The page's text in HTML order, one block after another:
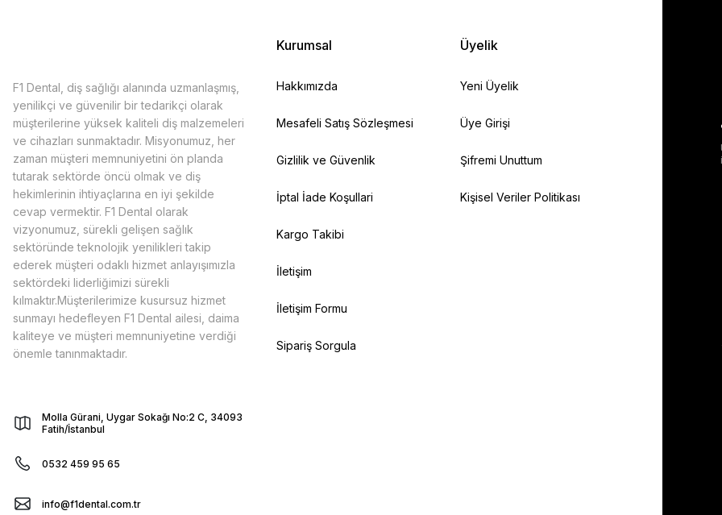
F1 Dental, diş sağlığı alanında uzmanlaşmış,
yenilikçi ve güvenilir bir tedarikçi olarak
müşterilerine yüksek kaliteli diş malzemeleri
ve cihazları sunmaktadır. Misyonumuz, her
zaman müşteri memnuniyetini ön planda
tutarak sektörde öncü olmak ve diş
hekimlerinin ihtiyaçlarına en iyi şekilde
cevap vermektir. F1 Dental olarak
vizyonumuz, sürekli gelişen sağlık
sektöründe teknolojik yenilikleri takip
ederek müşteri odaklı hizmet anlayışımızla
sektördeki liderliğimizi sürekli
kılmaktır.Müşterilerimize kusursuz hizmet
sunmayı hedefleyen F1 Dental ailesi, daima
kaliteye ve müşteri memnuniyetine verdiği
önemle tanınmaktadır.
Molla Gürani, Uygar Sokağı No:2 C, 34093
Fatih/İstanbul
0532 459 95 65
info@f1dental.com.tr
Kurumsal
Hakkımızda
Mesafeli Satış Sözleşmesi
Gizlilik ve Güvenlik
İptal İade Koşullari
Kargo Takibi
İletişim
İletişim Formu
Sipariş Sorgula
Üyelik
Yeni Üyelik
Üye Girişi
Şifremi Unuttum
Kişisel Veriler Politikası